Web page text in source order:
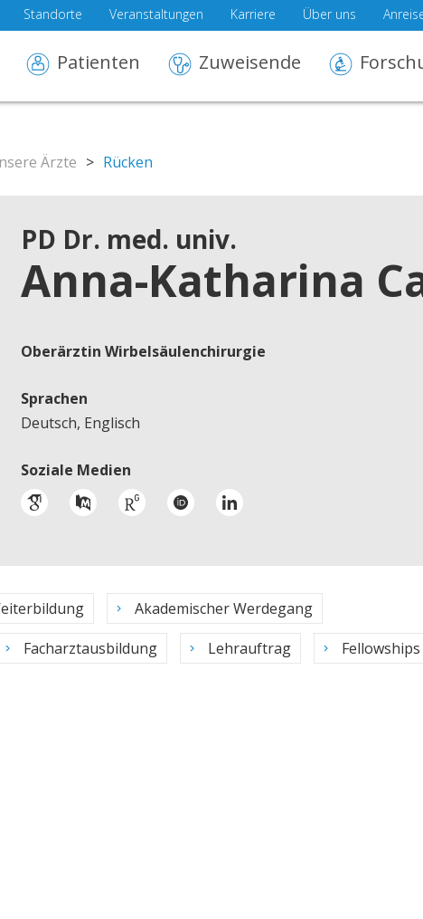
Standorte Veranstaltungen Karriere Über uns
Patienten Zuweisende
Ärzte > Rücken
PD Dr. med. univ.
Anna-Katharina
Oberärztin Wirbelsäulenchirurgie
Sprachen
Deutsch, Englisch
Soziale Medien
Akademischer Werdegang
Facharztausbildung Lehrauftrag
Fellowships